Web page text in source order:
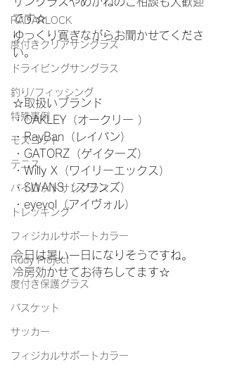
RADARLOCK
度付きクリアサングラス
ドライビングサングラス
釣り/フィッシング
特殊事例
モスコット
テニス
パイロットサングラス
トレッキング
フィジカルサポートカラー
Rudy Project
度付き保護グラス
バスケット
サッカー
フィジカルサポートカラー
です☆
ゆっくり寛ぎながらお聞かせてくださ
い。
☆取扱いブランド
・OAKLEY（オークリー ）
・RayBan（レイバン）
・GATORZ（ゲイターズ）
・Willy X（ワイリーエックス）
・SWANS（スワンズ）
・eyevol（アイヴォル）
今日は暑い一日になりそうですね。
冷房効かせてお待ちしてます☆